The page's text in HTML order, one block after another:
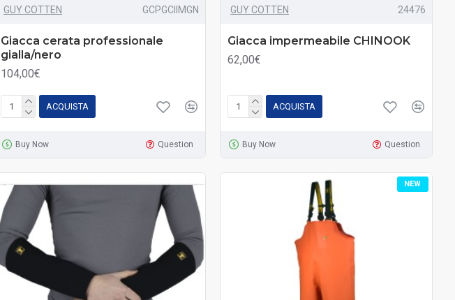
GUY COTTEN GCPGCIIMGN
Giacca cerata professionale
gialla/nero
104,00€
ACQUISTA
Buy Now Question
GUY COTTEN 24476
Giacca impermeabile CHINOOK
62,00€
ACQUISTA
Buy Now Question
NEW